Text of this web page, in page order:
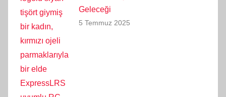
Geleceği
5 Temmuz 2025